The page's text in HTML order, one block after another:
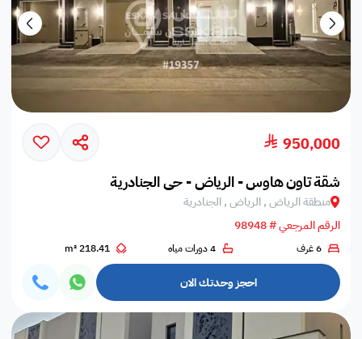
950,000
شقة تاون هاوس - الرياض - حي الجنادرية
منطقة الرياض , الرياض , الجنادرية
الرقم المرجعي # 98948
6 غرف 4 دورات مياه 218.41 m²
احجز وحدتك الان